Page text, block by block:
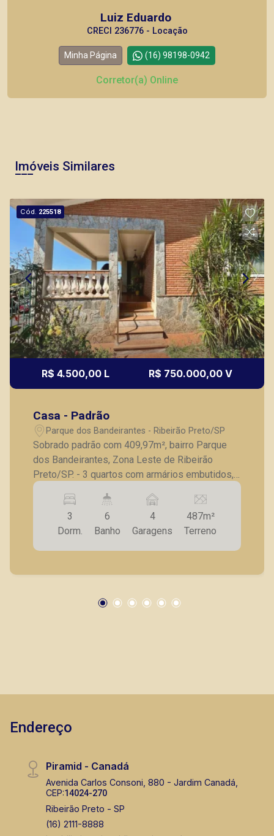
Luiz Eduardo
CRECI 236776 - Locação
Minha Página (16) 98198-0942
Corretor(a) Online
Imóveis Similares
Cód. 225518
R$ 4.500,00 L R$ 750.000,00 V
Casa - Padrão
Parque dos Bandeirantes - Ribeirão Preto/SP
Sobrado padrão com 409,97m², bairro Parque
dos Bandeirantes, Zona Leste de Ribeirão
Preto/SP. - 3 quartos com armários embutidos,
sendo 1 suíte; - Banheiro social; - Sala para 4
ambientes; - Lavabo; - Cozinha com armários
planejados; - Despensa; - Quarto de serviço; -
Banheiro de serviço; - Quintal; - Piscina; -
Varanda; - Área gourmet integrada a piscina; - 4
atender seus clientes com agilidade e
prontos, usados ou mesmo nos principais
3
Dorm.
6
Banho
4
Garagens
487m²
Terreno
Endereço
Piramid - Canadá
Avenida Carlos Consoni, 880 - Jardim Canadá,
CEP:14024-270
Ribeirão Preto - SP
(16) 2111-8888